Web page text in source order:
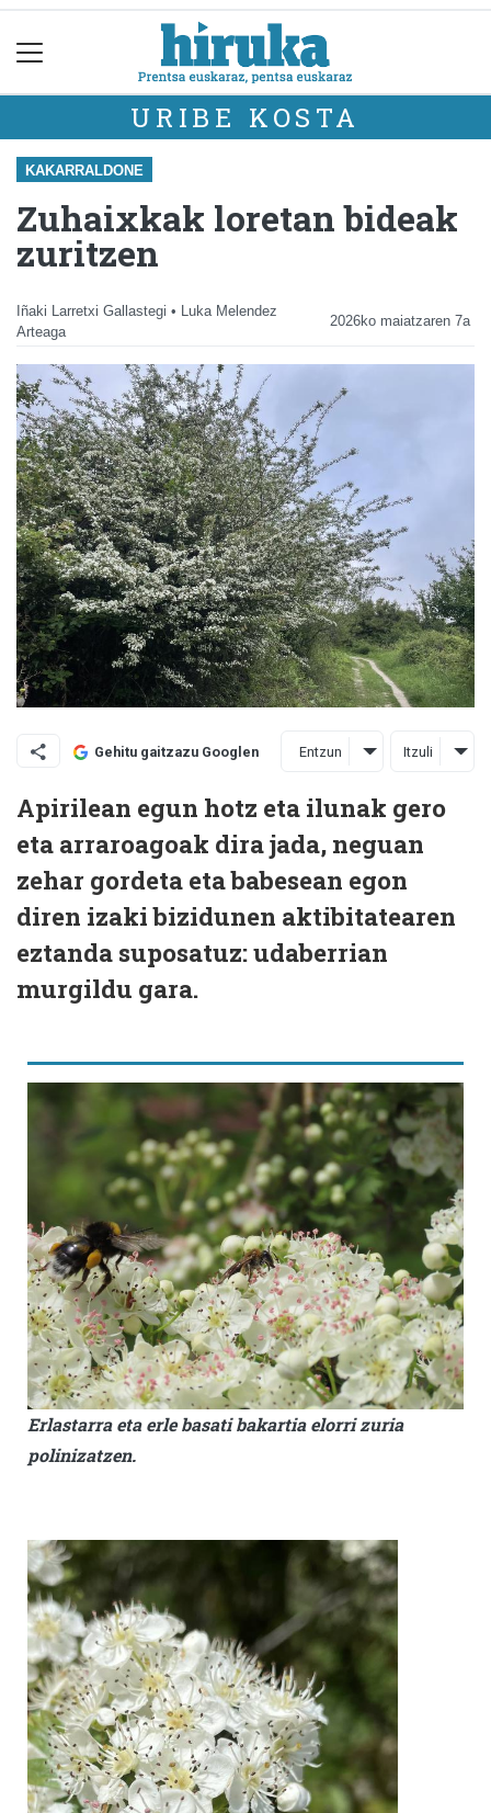
URIBE KOSTA
KAKARRALDONE
Zuhaixkak loretan bideak
zuritzen
Iñaki Larretxi Gallastegi • Luka Melendez
Arteaga
2026ko maiatzaren 7a
Gehitu gaitzazu Googlen Entzun Itzuli
Apirilean egun hotz eta ilunak gero
eta arraroagoak dira jada, neguan
zehar gordeta eta babesean egon
diren izaki bizidunen aktibitatearen
eztanda suposatuz: udaberrian
murgildu gara.
Erlastarra eta erle basati bakartia elorri zuria
polinizatzen.